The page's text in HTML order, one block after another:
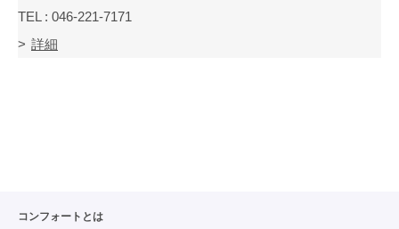
TEL : 046-221-7171
詳細
コンフォートとは